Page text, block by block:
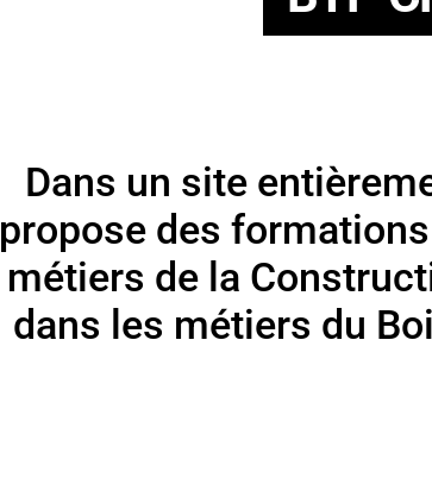
Dans un site
propose des
métiers de la
dans les métiers du